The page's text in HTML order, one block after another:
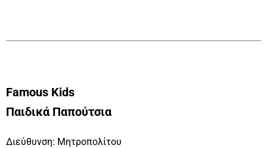
Famous Kids
Παιδικά Παπούτσια
Διεύθυνση: Μητροπολίτου